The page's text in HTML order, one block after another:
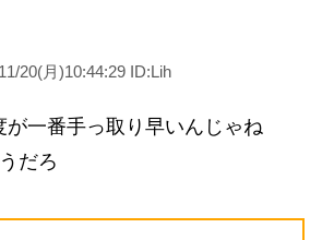
20(月)10:44:29 ID:Lih
が一番手っ取り早いんじゃね
だろ